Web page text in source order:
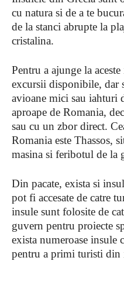
cu natura si de a te
de la stanci abrupte la
cristalina.
Pentru a ajunge la
excursii disponibile, dar
avioane mici sau iahturi
aproape de Romania,
sau cu un zbor direct.
Romania este Thassos,
masina si feribotul de la
Din pacate, exista si
pot fi accesate de catre
insule sunt folosite de
guvern pentru proiecte
exista numeroase insule
pentru a primi turisti din